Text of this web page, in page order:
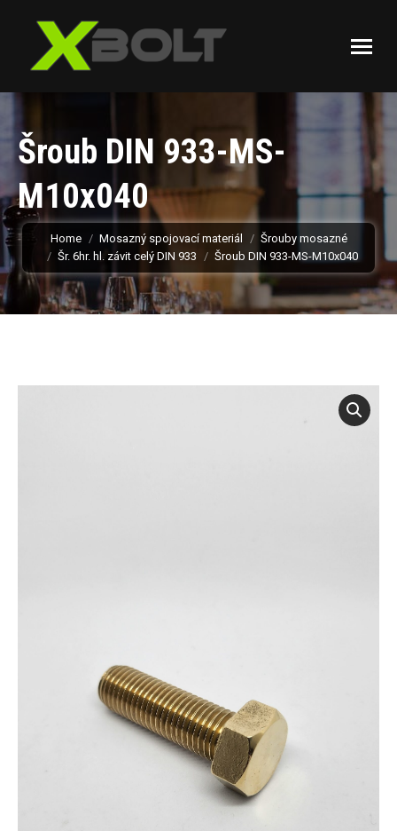
Šroub DIN 933-MS-
M10x040
You are here:
Home Mosazný spojovací materiál
Šrouby mosazné
Šr. 6hr. hl. závit celý DIN 933
Šroub DIN 933-MS-M10x040